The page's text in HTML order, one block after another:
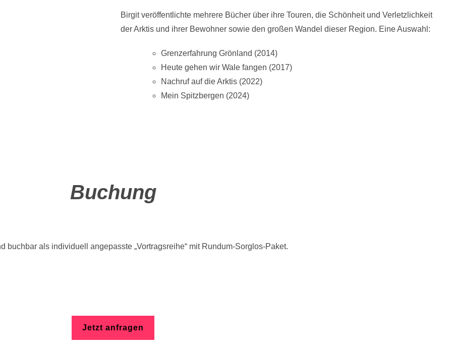
Birgit veröffentlichte mehrere Bücher über ihre Touren, die Schönheit und Verletzlichkeit
der Arktis und ihrer Bewohner sowie den großen Wandel dieser Region. Eine Auswahl:
Grenzerfahrung Grönland (2014)
Heute gehen wir Wale fangen (2017)
Nachruf auf die Arktis (2022)
Mein Spitzbergen (2024)
Buchung
buchbar als individuell angepasste „Vortragsreihe“ mit Rundum-Sorglos-Paket.
Jetzt anfragen